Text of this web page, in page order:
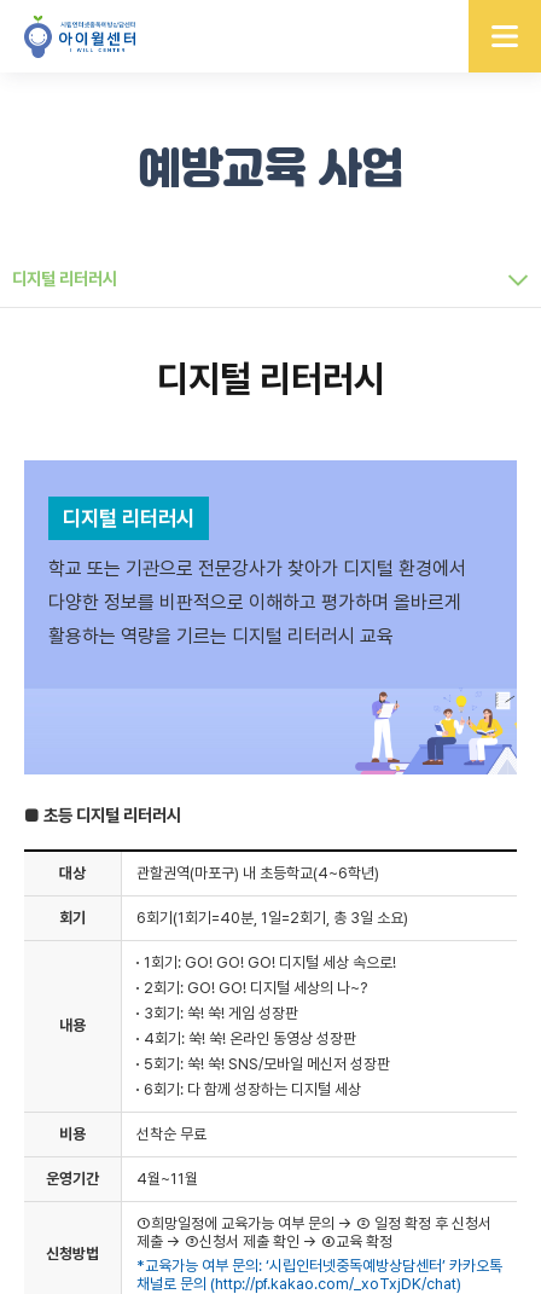
예방교육 사업
디지털 리터러시
디지털 리터러시
디지털 리터러시
학교 또는 기관으로 전문강사가 찾아가 디지털 환경에서
다양한 정보를 비판적으로 이해하고 평가하며 올바르게
활용하는 역량을 기르는 디지털 리터러시 교육
■ 초등 디지털 리터러시
대상 관할권역(마포구) 내 초등학교(4~6학년)
회기 6회기(1회기=40분, 1일=2회기, 총 3일 소요)
내용
1회기: GO! GO! GO! 디지털 세상 속으로!
2회기: GO! GO! 디지털 세상의 나~?
3회기: 쑥! 쑥! 게임 성장판
4회기: 쑥! 쑥! 온라인 동영상 성장판
5회기: 쑥! 쑥! SNS/모바일 메신저 성장판
6회기: 다 함께 성장하는 디지털 세상
비용 선착순 무료
운영기간 4월~11월
신청방법
①희망일정에 교육가능 여부 문의 → ② 일정 확정 후 신청서
제출 → ③신청서 제출 확인 → ④교육 확정
*교육가능 여부 문의: ‘시립인터넷중독예방상담센터’ 카카오톡
채널로 문의 (http://pf.kakao.com/_xoTxjDK/chat)